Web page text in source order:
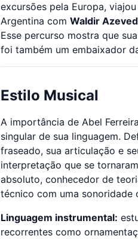
excursões pela Europa,
Argentina com Waldir
Esse percurso mostra que
foi também um embaixador
Estilo Musical
A importância de Abel
singular de sua linguagem.
fraseado, sua articulação e
interpretação que se
absoluto, conhecedor de
técnico com uma sonoridade
Linguagem instrumental:
recorrentes como